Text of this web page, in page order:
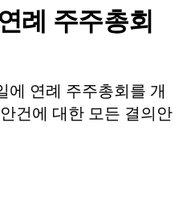
례 주주총회
에 연례 주주총회를 개
건에 대한 모든 결의안